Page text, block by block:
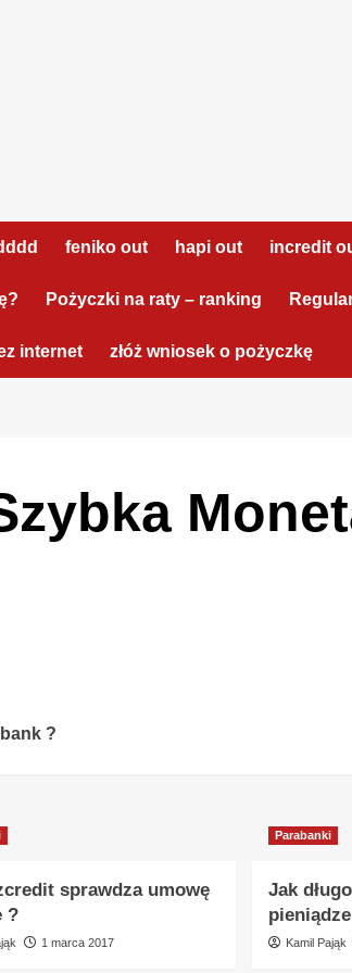
feniko out hapi out incredit
Pożyczki na raty – ranking
internet złóż wniosek o pożyczkę
?
sprawdza umowę
?
1 marca 2017
Parabanki
Jak
Kamil Pająk